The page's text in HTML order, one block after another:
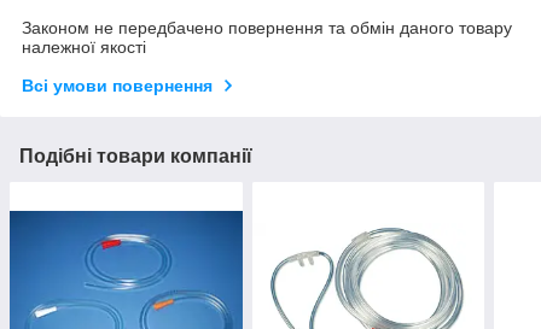
Законом не передбачено повернення та обмін даного товару
належної якості
Всі умови повернення
Подібні товари компанії